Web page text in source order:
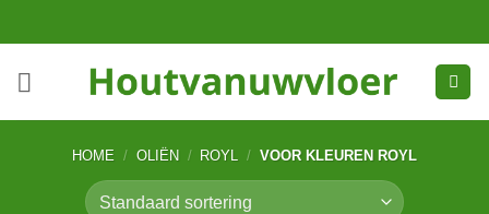
naar
HOME / OLIËN / ROYL / VOOR KLEUREN ROYL